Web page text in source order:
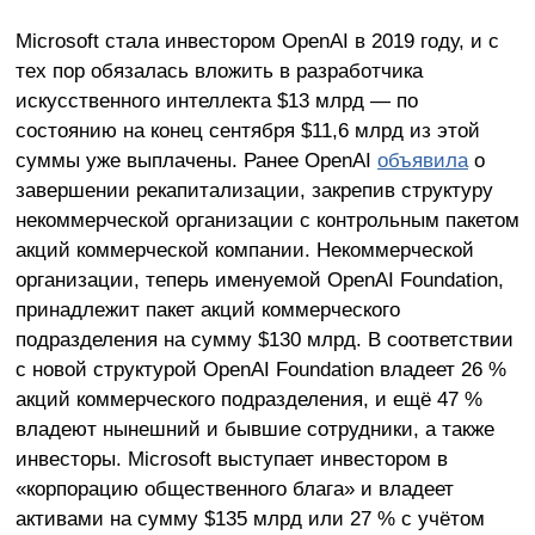
Microsoft стала инвестором OpenAI в 2019 году, и с
тех пор обязалась вложить в разработчика
искусственного интеллекта $13 млрд — по
состоянию на конец сентября $11,6 млрд из этой
суммы уже выплачены. Ранее OpenAI объявилао
завершении рекапитализации, закрепив структуру
некоммерческой организации с контрольным пакетом
акций коммерческой компании. Некоммерческой
организации, теперь именуемой OpenAI Foundation,
принадлежит пакет акций коммерческого
подразделения на сумму $130 млрд. В соответствии
с новой структурой OpenAI Foundation владеет 26 %
акций коммерческого подразделения, и ещё 47 %
владеют нынешний и бывшие сотрудники, а также
инвесторы. Microsoft выступает инвестором в
«корпорацию общественного блага» и владеет
активами на сумму $135 млрд или 27 % с учётом